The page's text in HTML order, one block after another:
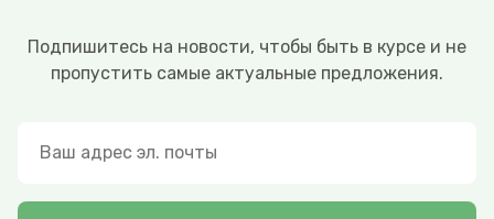
Подпишитесь на новости, чтобы быть в курсе и не
пропустить самые актуальные предложения.